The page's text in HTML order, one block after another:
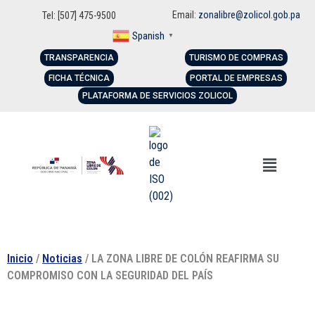
Tel: [507] 475-9500 Email: zonalibre@zolicol.gob.pa
Spanish ▼
TRANSPARENCIA
FICHA TÉCNICA
TURISMO DE COMPRAS
PORTAL DE EMPRESAS
PLATAFORMA DE SERVICIOS ZOLICOL
Inicio / Noticias / LA ZONA LIBRE DE COLÓN REAFIRMA SU
COMPROMISO CON LA SEGURIDAD DEL PAÍS